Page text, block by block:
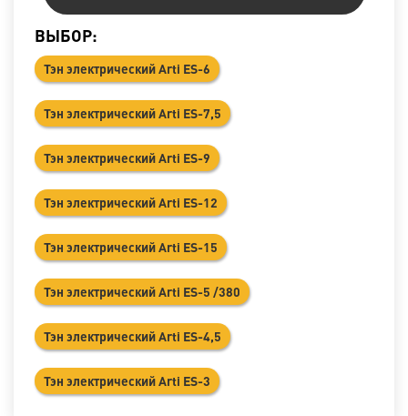
ВЫБОР:
Тэн электрический Arti ES-6
Тэн электрический Arti ES-7,5
Тэн электрический Arti ES-9
Тэн электрический Arti ES-12
Тэн электрический Arti ES-15
Тэн электрический Arti ES-5 /380
Тэн электрический Arti ES-4,5
Тэн электрический Arti ES-3